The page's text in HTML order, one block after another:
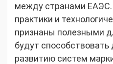
между странами
практики и
признаны полезными
будут
развитию систем